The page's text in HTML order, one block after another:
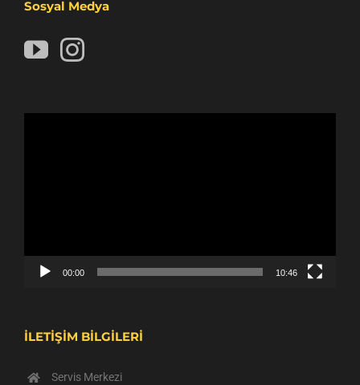
Sosyal Medya
00:00 10:46
İLETİŞİM BİLGİLERİ
Servis Merkezi